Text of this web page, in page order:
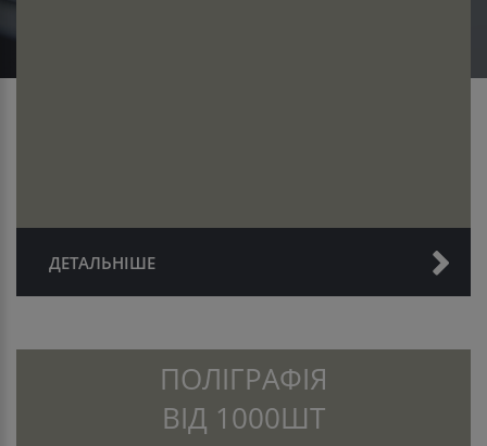
ДЕТАЛЬНІШЕ
ПОЛІГРАФІЯ
ВІД 1000ШТ